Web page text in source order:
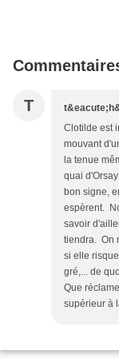
T
Clotilde est
mouvant
la tenue
quai
bon signe,
espèrent.
savoir
tiendra. On
si elle
gré,... de
Que
supérieur à